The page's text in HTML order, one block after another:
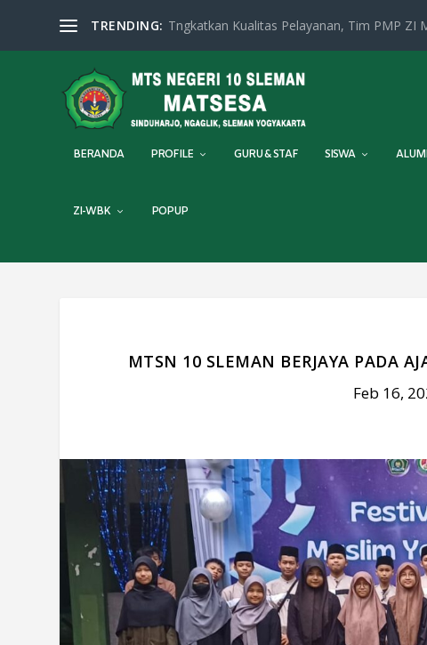
TRENDING: Tngkatkan Kualitas Pelayanan, Tim PMP ZI
BERANDA PROFILE GURU & STAF SISWA
ZI-WBK POPUP
MTSN 10 SLEMAN BERJAYA PADA
Feb 16,